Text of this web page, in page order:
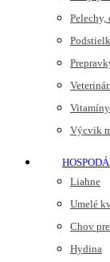
Pelechy,
Výcvik
Liahne
Umelé
Chov
Hydina